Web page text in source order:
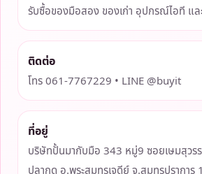
รับซื้อของมือสอง ของเก่า อุปกรณ์ไอที แล
ติดต่อ
โทร 061-7767229 • LINE @buyit
ที่อยู่
บริษัทปั้นมากับมือ 343 หมู่9 ซอยเษมสุวร
ปลากด อ.พระสมุทรเจดีย์ จ.สมุทรปราการ